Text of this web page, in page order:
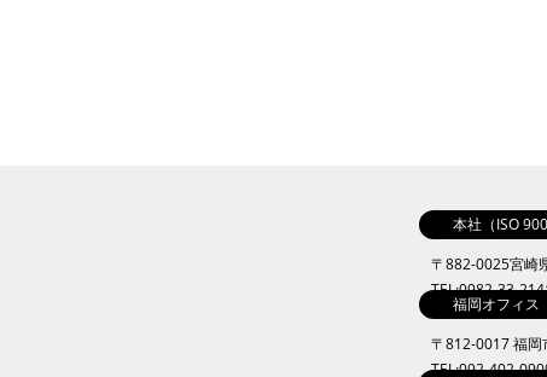
本社（ISO
〒882-0025宮崎
TEL:0982-33-
福岡オフィス
〒812-0017 福
TEL:092-402-